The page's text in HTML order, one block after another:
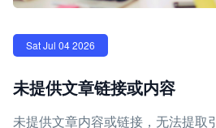
Sat Jul 04 2026
未提供文章链接或内容
未提供文章内容或链接，无法提取